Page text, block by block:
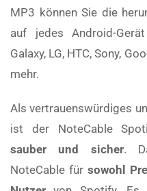
MP3 können Sie die
auf jedes Android-
Galaxy, LG, HTC, Sony,
mehr.
Als vertrauenswürdiges
ist der NoteCable
sauber und sicher.
NoteCable für sowohl